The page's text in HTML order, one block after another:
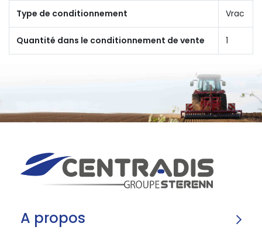
Type de conditionnement Vrac
Quantité dans le conditionnement de vente 1
A propos